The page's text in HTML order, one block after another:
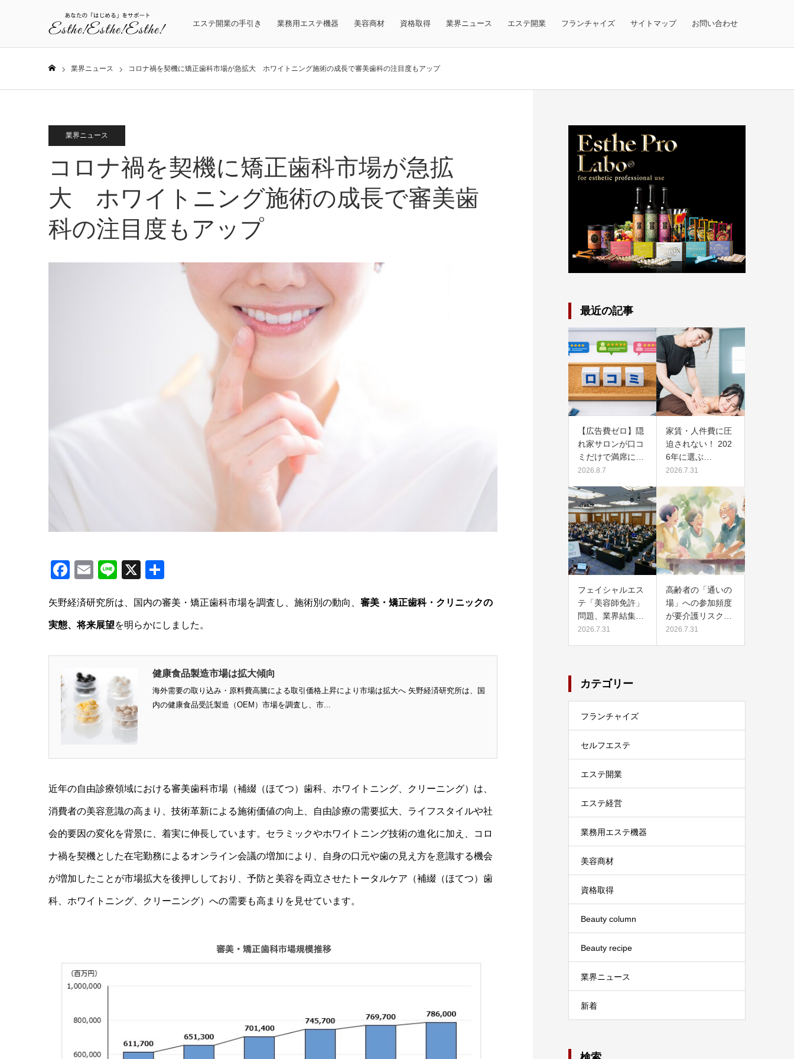
エステ開業の手引き 業務用エステ機器 美容商材 資格取得 業界ニュース エステ開業 フランチャイズ サイトマップ お問い合わせ
業界ニュース コロナ禍を契機に矯正歯科市場が急拡大 ホワイトニング施術の成長で審美歯科の注目度もアップ
業界ニュース
コロナ禍を契機に矯正歯科市場が急拡
大 ホワイトニング施術の成長で審美歯
科の注目度もアップ
Facebook
EmailLine
X
矢野経済研究所は、国内の審美・矯正歯科市場を調査し、施術別の動向、 審美・矯正歯科・クリニックの
実態、将来展望を明らかにしました。
健康食品製造市場は拡大傾向
海外需要の取り込み・原料費高騰による取引価格上昇により市場は拡大へ 矢野経済研究所は、国
内の健康食品受託製造（OEM）市場を調査し、市...
近年の自由診療領域における審美歯科市場（補綴（ほてつ）歯科、ホワイトニング、クリーニング）は、
消費者の美容意識の高まり、技術革新による施術価値の向上、自由診療の需要拡大、ライフスタイルや社
会的要因の変化を背景に、着実に伸長しています。セラミックやホワイトニング技術の進化に加え、コロ
ナ禍を契機とした在宅勤務によるオンライン会議の増加により、自身の口元や歯の見え方を意識する機会
が増加したことが市場拡大を後押ししており、予防と美容を両立させたトータルケア（補綴（ほてつ）歯
科、ホワイトニング、クリーニング）への需要も高まりを見せています。
最近の記事
【広告費ゼロ】隠
れ家サロンが口コ
ミだけで満席に…
2026.8.7
家賃・人件費に圧
迫されない！ 202
6年に選ぶ…
2026.7.31
フェイシャルエス
テ「美容師免許」
問題、業界結集…
2026.7.31
高齢者の「通いの
場」への参加頻度
が要介護リスク…
2026.7.31
カテゴリー
フランチャイズ
セルフエステ
エステ開業
エステ経営
業務用エステ機器
美容商材
資格取得
Beauty column
Beauty recipe
業界ニュース
新着